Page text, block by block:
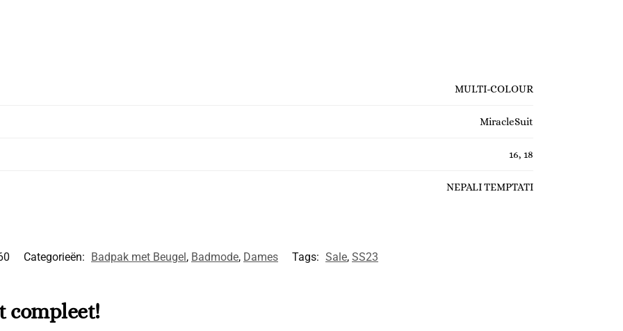
MULTI-COLOUR
MiracleSuit
16, 18
NEPALI TEMPTATI
Categorieën: Badpak met Beugel, Badmode, Dames Tags: Sale, SS23
compleet!